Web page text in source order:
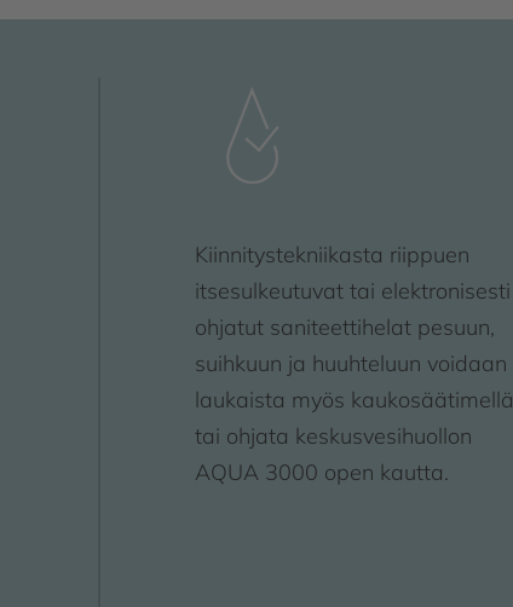
Kiinnitystekniikasta riippuen
itsesulkeutuvat tai elektronisesti
ohjatut saniteettihelat pesuun,
suihkuun ja huuhteluun voidaan
laukaista myös kaukosäätimellä
tai ohjata keskusvesihuollon
AQUA 3000 open kautta.